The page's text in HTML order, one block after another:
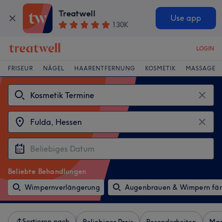
Treatwell
130K
Use app
LOGIN
FRISEUR NÄGEL HAARENTFERNUNG KOSMETIK MASSAGE
Beliebte Behandlungen
Wimpernverlängerung
Augenbrauen & Wimpern